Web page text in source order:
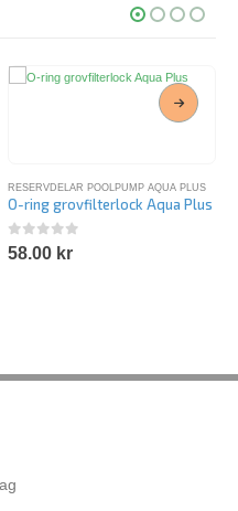
RESERVDELAR POOLPUMP AQUA PLUS
O-ring grovfilterlock Aqua Plus
0out of 5
58.00 kr